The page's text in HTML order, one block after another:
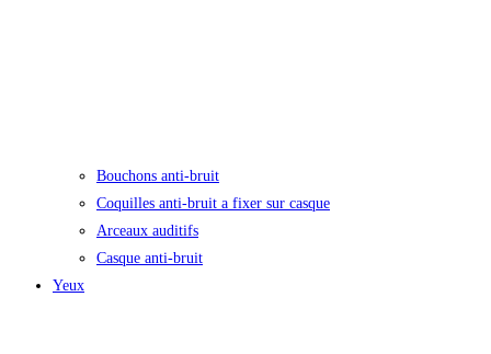
Bouchons anti-bruit
Coquilles anti-bruit a fixer sur casque
Arceaux auditifs
Casque anti-bruit
Yeux